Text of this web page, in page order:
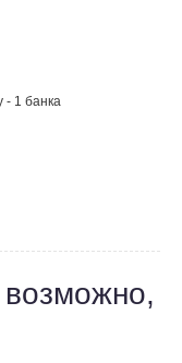
- 1 банка
возможно,